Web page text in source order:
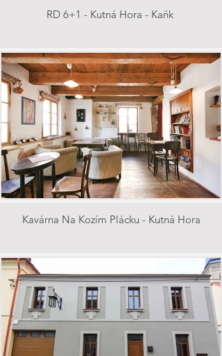
RD 6+1 - Kutná Hora - Kaňk
Kavárna Na Kozím Plácku - Kutná Hora